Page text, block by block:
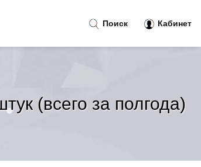
(всего за полгода)
Поиск Кабинет